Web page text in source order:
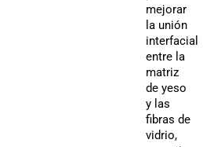
mejorar
la unión
interfacial
entre la
matriz
de yeso
y las
fibras de
vidrio,